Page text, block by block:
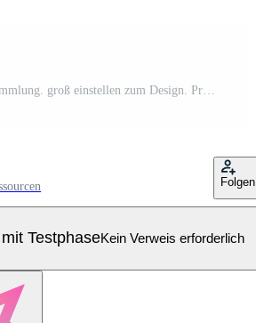
Folgen
TestphaseKein Verweis erforderlich